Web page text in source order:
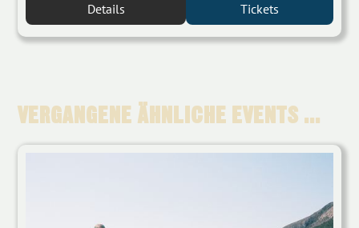
Details Tickets
VERGANGENE ÄHNLICHE EVENTS ...